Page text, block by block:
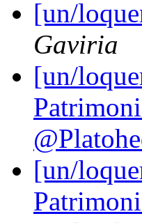
[un/
Gaviria
[un/
[un/